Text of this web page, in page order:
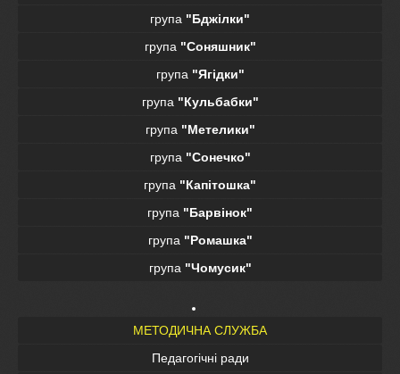
група "Бджілки"
група "Соняшник"
група "Ягідки"
група "Кульбабки"
група "Метелики"
група "Сонечко"
група "Капітошка"
група "Барвінок"
група "Ромашка"
група "Чомусик"
МЕТОДИЧНА СЛУЖБА
Педагогічні ради